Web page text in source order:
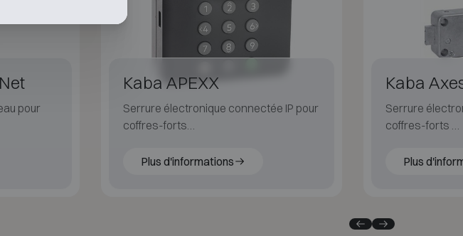
pour
Kaba APEXX
Serrure électronique connectée IP pour
coffres-forts
distance, chiffrement AES256
Plus d'informations
Kaba
Serrure
coffres-forts
journal d’audit
Plus